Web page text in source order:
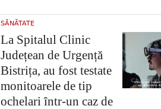
SĂNĂTATE
La Spitalul Clinic
Județean de Urgență
Bistrița, au fost testate
monitoarele de tip
ochelari într-un caz de